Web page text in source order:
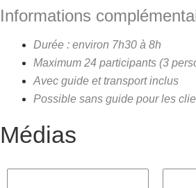
Informations
Durée : environ 7h30 à 8h
Maximum 24 participants (3
Avec guide et transport inclus
Possible sans guide pour les
Médias